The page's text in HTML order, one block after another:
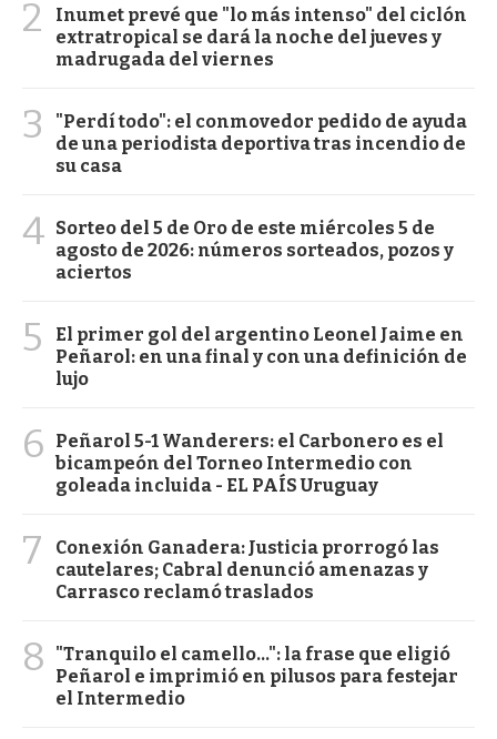
2
Inumet prevé que "lo más intenso" del ciclón
extratropical se dará la noche del jueves y
madrugada del viernes
3
"Perdí todo": el conmovedor pedido de ayuda
de una periodista deportiva tras incendio de
su casa
4 Sorteo del 5 de Oro de este miércoles 5 de
agosto de 2026: números sorteados, pozos y
aciertos
5
El primer gol del argentino Leonel Jaime en
Peñarol: en una final y con una definición de
lujo
6
Peñarol 5-1 Wanderers: el Carbonero es el
bicampeón del Torneo Intermedio con
goleada incluida - EL PAÍS Uruguay
7
Conexión Ganadera: Justicia prorrogó las
cautelares; Cabral denunció amenazas y
Carrasco reclamó traslados
8
"Tranquilo el camello...": la frase que eligió
Peñarol e imprimió en pilusos para festejar
el Intermedio